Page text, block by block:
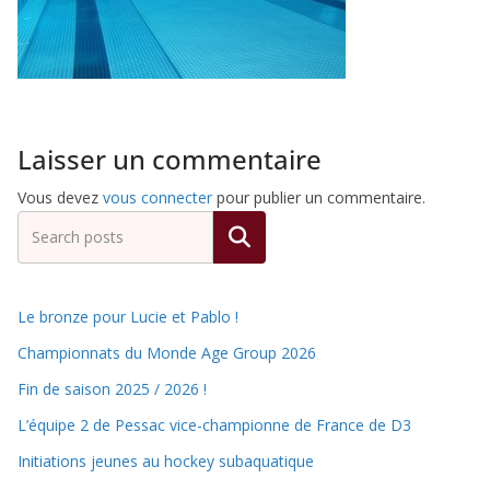
de
Subaquatique
de
Pessac
Laisser un commentaire
Vous devez vous connecter pour publier un commentaire.
Rechercher
Le bronze pour Lucie et Pablo !
Championnats du Monde Age Group 2026
Fin de saison 2025 / 2026 !
L’équipe 2 de Pessac vice-championne de France de D3
Initiations jeunes au hockey subaquatique